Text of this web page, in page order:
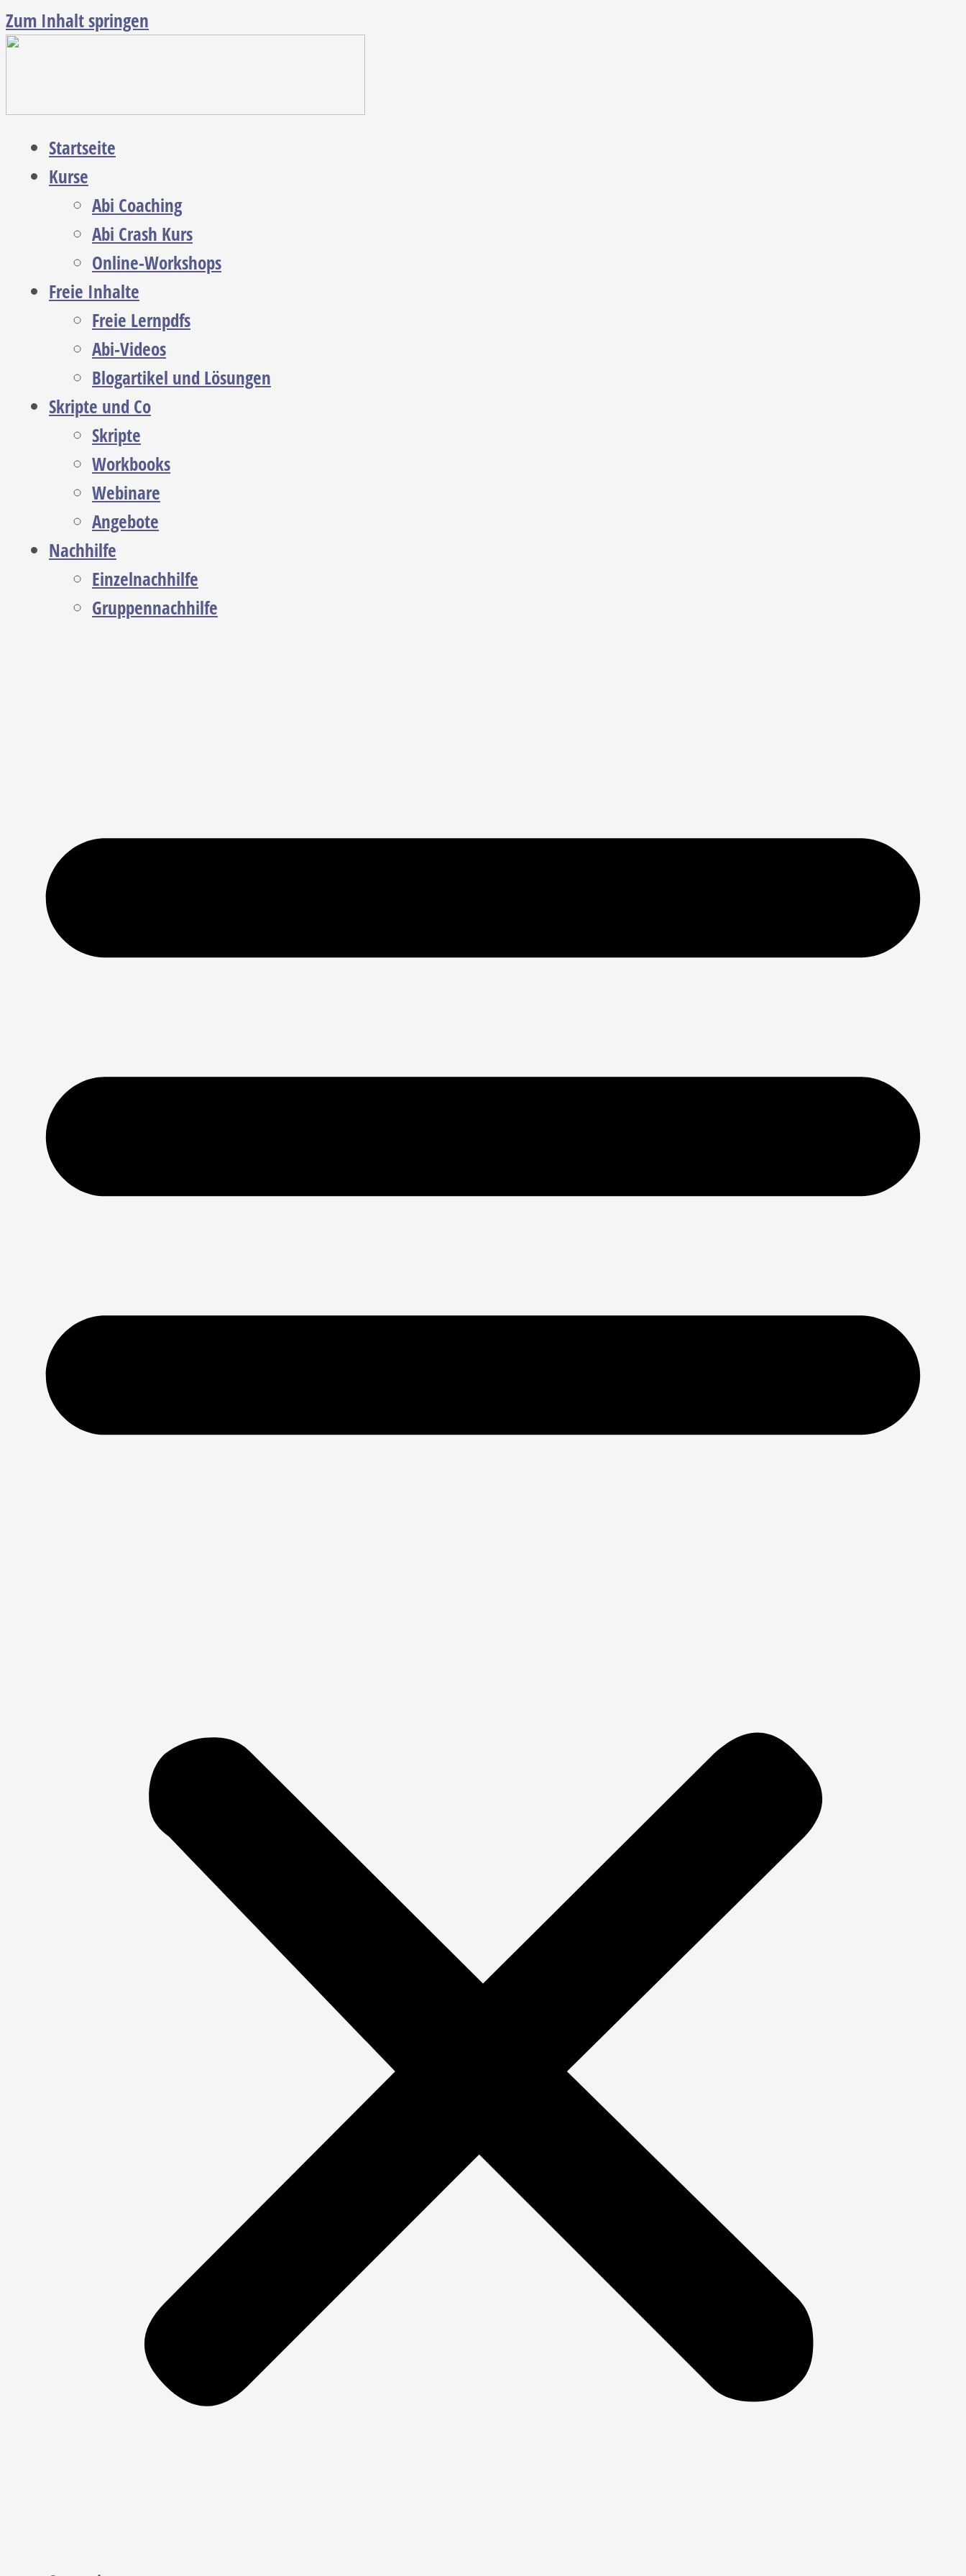
Zum Inhalt springen
Startseite
Kurse
Abi Coaching
Abi Crash Kurs
Online-Workshops
Freie Inhalte
Freie Lernpdfs
Abi-Videos
Blogartikel und Lösungen
Skripte und Co
Skripte
Workbooks
Webinare
Angebote
Nachhilfe
Einzelnachhilfe
Gruppennachhilfe